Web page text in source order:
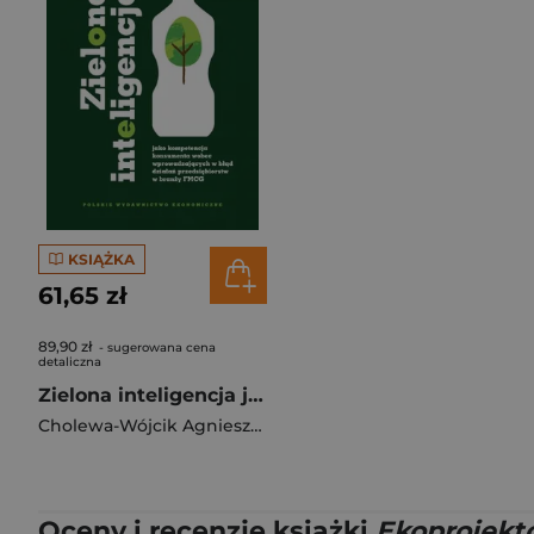
KSIĄŻKA
61,65 zł
89,90 zł - sugerowana cena
detaliczna
Zielona inteligencja jako kompetencja konsumenta wobec wprowadzających w błąd działań przedsiębiorstw w branży FMCG
Cholewa-Wójcik Agnieszka